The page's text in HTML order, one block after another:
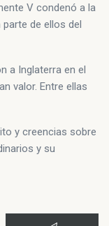
V condenó a la
de ellos del
a Inglaterra en el
valor. Entre ellas
y creencias sobre
y su